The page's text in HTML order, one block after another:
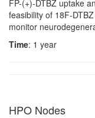
FP-(+)-DTBZ uptake
feasibility of 18F-
monitor
Time: 1 year
HPO Nodes